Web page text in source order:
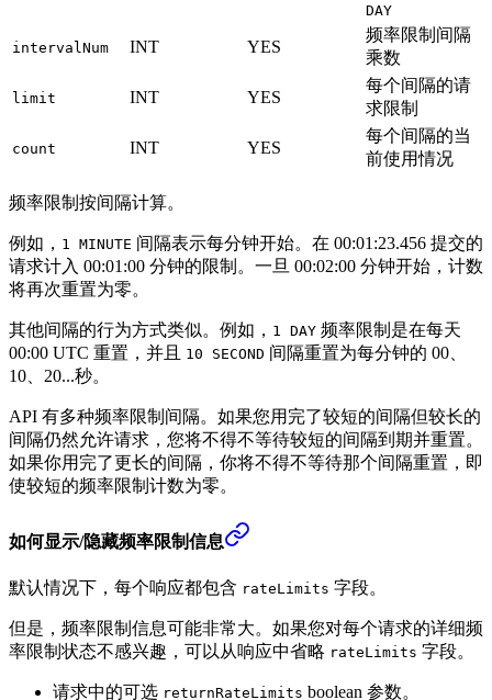
DAY
intervalNum INT YES
频率限制间隔
乘数
limit INT YES
每个间隔的请
求限制
count INT YES
每个间隔的当
前使用情况
频率限制按间隔计算。
例如， 1 MINUTE 间隔表示每分钟开始。在 00:01:23.456 提交的
请求计入 00:01:00 分钟的限制。一旦 00:02:00 分钟开始，计数
将再次重置为零。
其他间隔的行为方式类似。例如， 1 DAY 频率限制是在每天
00:00 UTC 重置，并且
10 SECOND 间隔重置为每分钟的 00、
10、20...秒。
API 有多种频率限制间隔。如果您用完了较短的间隔但较长的
间隔仍然允许请求，您将不得不等待较短的间隔到期并重置。
如果你用完了更长的间隔，你将不得不等待那个间隔重置，即
使较短的频率限制计数为零。
如何显示/隐藏频率限制信息
默认情况下，每个响应都包含 rateLimits 字段。
但是，频率限制信息可能非常大。如果您对每个请求的详细频
率限制状态不感兴趣，可以从响应中省略 rateLimits 字段。
请求中的可选 returnRateLimits boolean 参数。